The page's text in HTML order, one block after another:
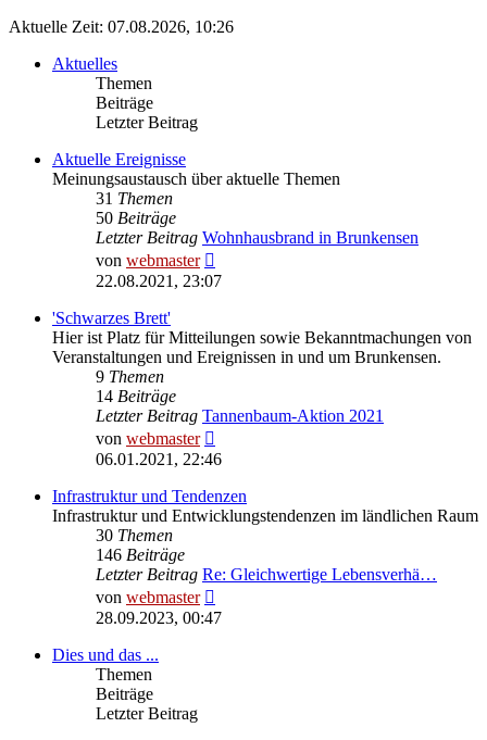
Aktuelle Zeit: 07.08.2026, 10:26
Aktuelles
Themen
Beiträge
Letzter Beitrag
Aktuelle Ereignisse
Meinungsaustausch über aktuelle Themen
31 Themen
50 Beiträge
Letzter Beitrag Wohnhausbrand in Brunkensen
von webmaster
Beitrag
22.08.2021, 23:07
'Schwarzes Brett'
Hier ist Platz für Mitteilungen sowie Bekanntmachungen von
Veranstaltungen und Ereignissen in und um Brunkensen.
9 Themen
14 Beiträge
Letzter Beitrag Tannenbaum-Aktion 2021
von webmaster
Beitrag
06.01.2021, 22:46
Infrastruktur und Tendenzen
Infrastruktur und Entwicklungstendenzen im ländlichen Raum
30 Themen
146 Beiträge
Letzter Beitrag Re: Gleichwertige Lebensverhä…
von webmaster
Beitrag
28.09.2023, 00:47
Dies und das ...
Themen
Beiträge
Letzter Beitrag